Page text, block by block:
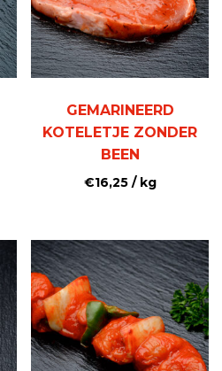
GEMARINEERD
KOTELETJE ZONDER
BEEN
€16,25/ kg